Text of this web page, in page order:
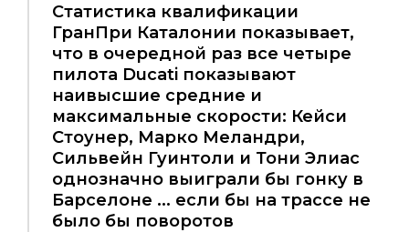
Статистика квалификации
ГранПри Каталонии показывает,
что в очередной раз все четыре
пилота Ducati показывают
наивысшие средние и
максимальные скорости: Кейси
Стоунер, Марко Меландри,
Сильвейн Гуинтоли и Тони Элиас
однозначно выиграли бы гонку в
Барселоне ... если бы на трассе не
было бы поворотов